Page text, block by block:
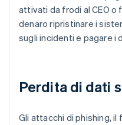
attivati da frodi al CEO
denaro ripristinare i
sugli incidenti e pagare i
Perdita di dati
Gli attacchi di phishing,